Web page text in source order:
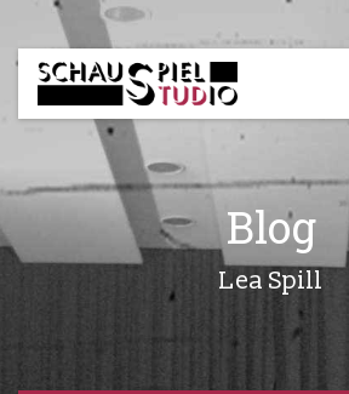
TUD-
Schauspielstudio
Blog
Lea Spill